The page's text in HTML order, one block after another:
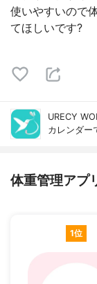
使いやすいので
てほしいです?
URECY
カレンダー
体重管理アプ
1位